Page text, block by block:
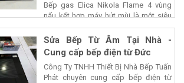
Bếp gas Elica Nikola Flame 4 vùng
nấu kết hợp máy hút mùi là một siêu
phẩm của...
Sửa Bếp Từ Âm Tại Nhà -
Cung cấp bếp điện từ Đức
Công Ty TNHH Thiết Bị Nhà Bếp Tuấn
Phát chuyên cung cấp bếp điện từ